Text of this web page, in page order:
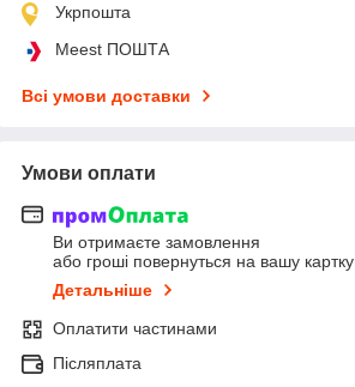
Укрпошта
Meest ПОШТА
Всі умови доставки
Умови оплати
Ви отримаєте замовлення
або гроші повернуться на вашу картку
Детальніше
Оплатити частинами
Післяплата